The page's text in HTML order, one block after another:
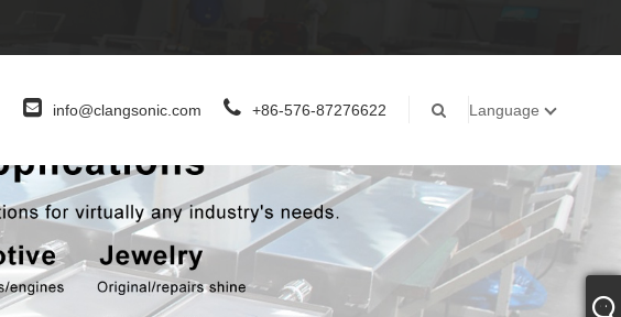
info@clangsonic.com +86-576-87276622 Language